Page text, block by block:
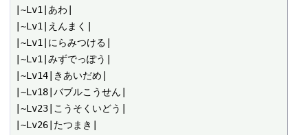
|~Lv1|あわ|
|~Lv1|えんまく|
|~Lv1|にらみつける|
|~Lv1|みずでっぽう|
|~Lv14|きあいだめ|
|~Lv18|バブルこうせん|
|~Lv23|こうそくいどう|
|~Lv26|たつまき|